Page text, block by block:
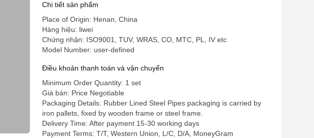
Chi tiết sản phẩm
Place of Origin: Henan, China
Hàng hiệu: liwei
Chứng nhận: ISO9001, TUV, WRAS, CO, MTC, PL, IV etc
Model Number: user-defined
Điều khoản thanh toán và vận chuyển
Minimum Order Quantity: 1 set
Giá bán: Price Negotiable
Packaging Details: Rubber Lined Steel Pipes packaging is carried by
iron pallets, fixed by wooden frame or steel frame.
Delivery Time: After payment 15-30 working days
Payment Terms: T/T, Western Union, L/C, D/A, MoneyGram